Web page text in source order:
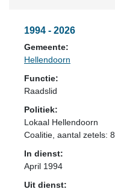
1994 - 2026
Gemeente:
Hellendoorn
Functie:
Raadslid
Politiek:
Lokaal Hellendoorn
Coalitie , aantal zetels: 8
In dienst:
April 1994
Uit dienst: